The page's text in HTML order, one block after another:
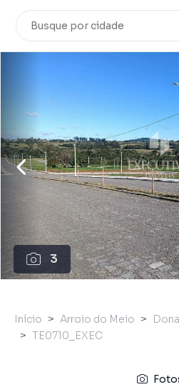
3
Início Arroio do Meio
TE0710_EXEC